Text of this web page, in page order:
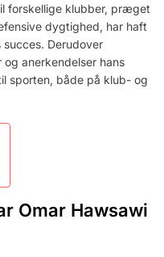
PRISER
forskellige klubber, præget
dygtighed, har haft
Derudover
anerkendelser hans
sporten, både på klub- og
Omar Hawsawi